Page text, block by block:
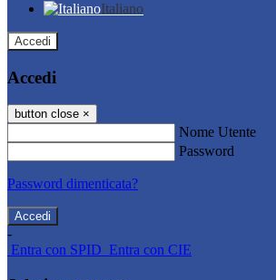
Italiano
Accedi
Accedi
button close ×
Nome Utente
Password
Password dimenticata?
-
Entra con SPID Entra con CIE